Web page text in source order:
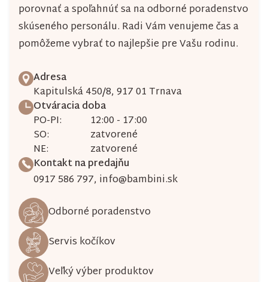
p
i
s
porovnať a spoľahnúť sa na odborné poradenstvo
skúseného personálu. Radi Vám venujeme čas a
pomôžeme vybrať to najlepšie pre Vašu rodinu.
Adresa
Kapitulská 450/8, 917 01 Trnava
Otváracia doba
PO-PI:
12:00 - 17:00
SO:
zatvorené
NE:
zatvorené
Kontakt na predajňu
0917 586 797, info@bambini.sk
Odborné poradenstvo
Servis kočíkov
Veľký výber produktov